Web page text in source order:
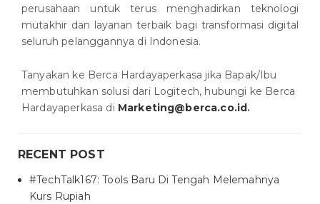
perusahaan untuk terus menghadirkan teknologi
mutakhir dan layanan terbaik bagi transformasi digital
seluruh pelanggannya di Indonesia.
Tanyakan ke Berca Hardayaperkasa jika Bapak/Ibu
membutuhkan solusi dari Logitech, hubungi ke Berca
Hardayaperkasa di Marketing@berca.co.id.
RECENT POST
#TechTalk167: Tools Baru Di Tengah Melemahnya
Kurs Rupiah